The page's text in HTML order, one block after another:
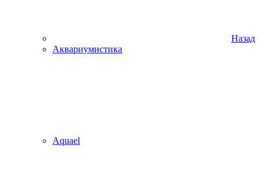
Назад
Аквариумистика
Aquael